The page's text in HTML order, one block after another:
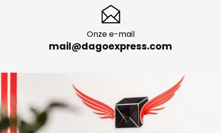
Onze e-mail
mail@dagoexpress.com